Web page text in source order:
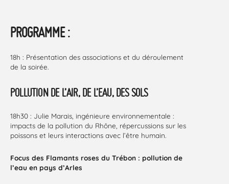
PROGRAMME :
18h : Présentation des associations et du déroulement
de la soirée.
POLLUTION DE L’AIR, DE L’EAU, DES SOLS
18h30 : Julie Marais, ingénieure environnementale :
impacts de la pollution du Rhône, répercussions sur les
poissons et leurs interactions avec l’être humain.
Focus des Flamants roses du Trébon : pollution de
l’eau en pays d’Arles